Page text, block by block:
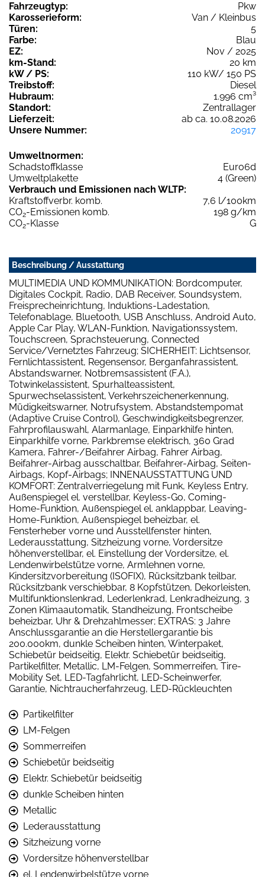
Fahrzeugtyp:
Pkw
Karosserieform:
Van / Kleinbus
Türen:
5
Farbe:
Blau
EZ:
Nov / 2025
km-Stand:
20 km
kW / PS:
110 kW/ 150 PS
Treibstoff:
Diesel
Hubraum:
1.996 cm³
Standort:
Zentrallager
Lieferzeit:
ab ca. 10.08.2026
Unsere Nummer:
20917
Umweltnormen:
Schadstoffklasse
Euro6d
Umweltplakette
4 (Green)
Verbrauch und Emissionen nach WLTP:
Kraftstoffverbr. komb.
7,6 l/100km
CO2-Emissionen komb.
198 g/km
CO2-Klasse G
Beschreibung / Ausstattung
MULTIMEDIA UND KOMMUNIKATION: Bordcomputer,
Digitales Cockpit, Radio, DAB Receiver, Soundsystem,
Freisprecheinrichtung, Induktions-Ladestation,
Telefonablage, Bluetooth, USB Anschluss, Android Auto,
Apple Car Play, WLAN-Funktion, Navigationssystem,
Touchscreen, Sprachsteuerung, Connected
Service/Vernetztes Fahrzeug; SICHERHEIT: Lichtsensor,
Fernlichtassistent, Regensensor, Berganfahrassistent,
Abstandswarner, Notbremsassistent (F.A.),
Totwinkelassistent, Spurhalteassistent,
Spurwechselassistent, Verkehrszeichenerkennung,
Müdigkeitswarner, Notrufsystem, Abstandstempomat
(Adaptive Cruise Control), Geschwindigkeitsbegrenzer,
Fahrprofilauswahl, Alarmanlage, Einparkhilfe hinten,
Einparkhilfe vorne, Parkbremse elektrisch, 360 Grad
Kamera, Fahrer-/Beifahrer Airbag, Fahrer Airbag,
Beifahrer-Airbag ausschaltbar, Beifahrer-Airbag, Seiten-
Airbags, Kopf-Airbags; INNENAUSSTATTUNG UND
KOMFORT: Zentralverriegelung mit Funk, Keyless Entry,
Außenspiegel el. verstellbar, Keyless-Go, Coming-
Home-Funktion, Außenspiegel el. anklappbar, Leaving-
Home-Funktion, Außenspiegel beheizbar, el.
Fensterheber vorne und Ausstellfenster hinten,
Lederausstattung, Sitzheizung vorne, Vordersitze
höhenverstellbar, el. Einstellung der Vordersitze, el.
Lendenwirbelstütze vorne, Armlehnen vorne,
Kindersitzvorbereitung (ISOFIX), Rücksitzbank teilbar,
Rücksitzbank verschiebbar, 8 Kopfstützen, Dekorleisten,
Multifunktionslenkrad, Lederlenkrad, Lenkradheizung, 3
Zonen Klimaautomatik, Standheizung, Frontscheibe
beheizbar, Uhr & Drehzahlmesser; EXTRAS: 3 Jahre
Anschlussgarantie an die Herstellergarantie bis
200.000km, dunkle Scheiben hinten, Winterpaket,
Schiebetür beidseitig, Elektr. Schiebetür beidseitig,
Partikelfilter, Metallic, LM-Felgen, Sommerreifen, Tire-
Mobility Set, LED-Tagfahrlicht, LED-Scheinwerfer,
Garantie, Nichtraucherfahrzeug, LED-Rückleuchten
Partikelfilter
LM-Felgen
Sommerreifen
Schiebetür beidseitig
Elektr. Schiebetür beidseitig
dunkle Scheiben hinten
Metallic
Lederausstattung
Sitzheizung vorne
Vordersitze höhenverstellbar
el. Lendenwirbelstütze vorne